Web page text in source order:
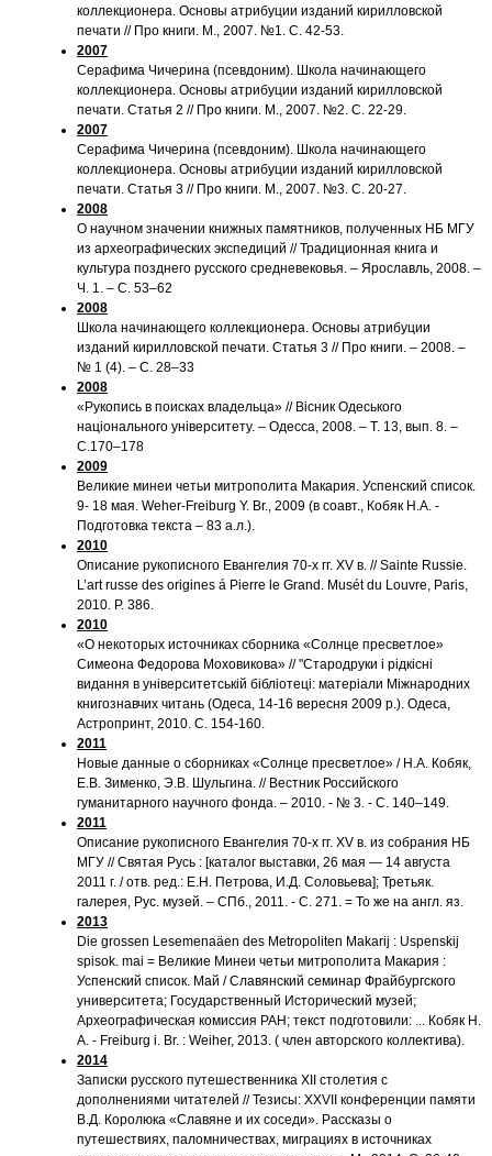
коллекционера. Основы атрибуции изданий кирилловской
печати // Про книги. М., 2007. №1. С. 42-53.
2007
Серафима Чичерина (псевдоним). Школа начинающего
коллекционера. Основы атрибуции изданий кирилловской
печати. Статья 2 // Про книги. М., 2007. №2. С. 22-29.
2007
Серафима Чичерина (псевдоним). Школа начинающего
коллекционера. Основы атрибуции изданий кирилловской
печати. Статья 3 // Про книги. М., 2007. №3. С. 20-27.
2008
О научном значении книжных памятников, полученных НБ МГУ
из археографических экспедиций // Традиционная книга и
культура позднего русского средневековья. – Ярославль, 2008. –
Ч. 1. – С. 53–62
2008
Школа начинающего коллекционера. Основы атрибуции
изданий кирилловской печати. Статья 3 // Про книги. – 2008. –
№ 1 (4). – С. 28–33
2008
«Рукопись в поисках владельца» // Вiсник Одеського
нацiонального унiверситету. – Одесса, 2008. – Т. 13, вып. 8. –
С.170–178
2009
Великие минеи четьи митрополита Макария. Успенский список.
9- 18 мая. Weher-Freiburg Y. Br., 2009 (в соавт., Кобяк Н.А. -
Подготовка текста – 83 а.л.).
2010
Описание рукописного Евангелия 70-х гг. XV в. // Sainte Russie.
L’art russe des origines á Pierre le Grand. Musét du Louvre, Paris,
2010. P. 386.
2010
«О некоторых источниках сборника «Солнце пресветлое»
Симеона Федорова Моховикова» // "Стародруки i рiдкiснi
видання в унiверситетськiй бiблiотецi: матерiали Мiжнародних
книгознавчих читань (Одеса, 14-16 вересня 2009 р.). Одеса,
Астропринт, 2010. С. 154-160.
2011
Новые данные о сборниках «Солнце пресветлое» / Н.А. Кобяк,
Е.В. Зименко, Э.В. Шульгина. // Вестник Российского
гуманитарного научного фонда. – 2010. - № 3. - С. 140–149.
2011
Описание рукописного Евангелия 70-х гг. XV в. из собрания НБ
МГУ // Святая Русь : [каталог выставки, 26 мая — 14 августа
2011 г. / отв. ред.: Е.Н. Петрова, И.Д. Соловьева]; Третьяк.
галерея, Рус. музей. – СПб., 2011. - С. 271. = То же на англ. яз.
2013
Die grossen Lesemenaäen des Metropoliten Makarij : Uspenskij
spisok. mai = Великие Минеи четьи митрополита Макария :
Успенский список. Май / Славянский семинар Фрайбургского
университета; Государственный Исторический музей;
Археографическая комиссия РАН; текст подготовили: ... Кобяк Н.
А. - Freiburg i. Br. : Weiher, 2013. ( член авторского коллектива).
2014
Записки русского путешественника XII столетия с
дополнениями читателей // Тезисы: XXVII конференции памяти
В.Д. Королюка «Славяне и их соседи». Рассказы о
путешествиях, паломничествах, миграциях в источниках